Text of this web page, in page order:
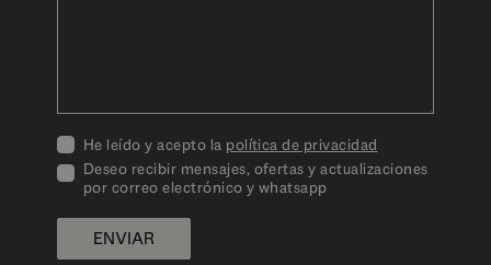
He leído y acepto la política de privacidad
Deseo recibir mensajes, ofertas y actualizaciones
por correo electrónico y whatsapp
ENVIAR